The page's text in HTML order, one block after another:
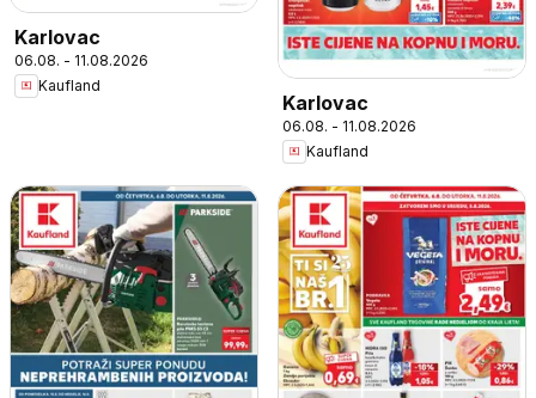
Karlovac
06.08. - 11.08.2026
Kaufland
Karlovac
06.08. - 11.08.2026
Kaufland